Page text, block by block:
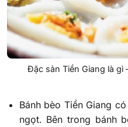
Đặc sản Tiền Giang là gì
Bánh bèo Tiền Giang
ngọt. Bên trong bánh